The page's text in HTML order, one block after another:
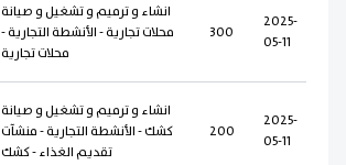
انشاء و ترميم و تشغيل و صيانة
محلات تجارية - الأنشطة التجارية -
محلات تجارية
300
2025-
05-11
انشاء و ترميم و تشغيل و صيانة
كشك - الأنشطة التجارية - منشآت
تقديم الغذاء - كشك
200
2025-
05-11